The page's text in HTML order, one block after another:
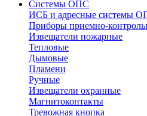
Системы ОПС
ИСБ и адресные системы
Приборы приемно-
Извещатели пожарные
Тепловые
Дымовые
Пламени
Ручные
Извещатели охранные
Магнитоконтакты
Тревожная кнопка